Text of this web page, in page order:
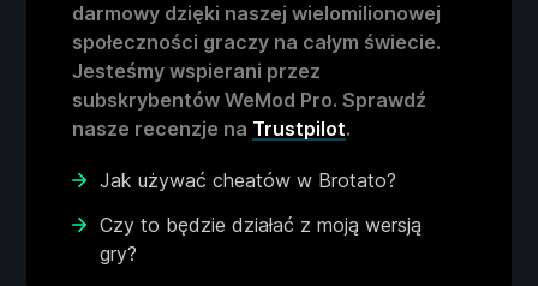
darmowy dzięki naszej wielomilionowej
społeczności graczy na całym świecie.
Jesteśmy wspierani przez
subskrybentów WeMod Pro. Sprawdź
nasze recenzje na Trustpilot.
Jak używać cheatów w Brotato?
Czy to będzie działać z moją wersją
gry?